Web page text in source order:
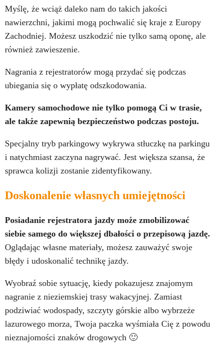
Myślę, że wciąż daleko nam do takich jakości
nawierzchni, jakimi mogą pochwalić się kraje z Europy
Zachodniej. Możesz uszkodzić nie tylko samą oponę, ale
również zawieszenie.
Nagrania z rejestratorów mogą przydać się podczas
ubiegania się o wypłatę odszkodowania.
Kamery samochodowe nie tylko pomogą Ci w trasie,
ale także zapewnią bezpieczeństwo podczas postoju.
Specjalny tryb parkingowy wykrywa stłuczkę na parkingu
i natychmiast zaczyna nagrywać. Jest większa szansa, że
sprawca kolizji zostanie zidentyfikowany.
Doskonalenie własnych umiejętności
Posiadanie rejestratora jazdy może zmobilizować
siebie samego do większej dbałości o przepisową jazdę.
Oglądając własne materiały, możesz zauważyć swoje
błędy i udoskonalić technikę jazdy.
Wyobraź sobie sytuację, kiedy pokazujesz znajomym
nagranie z nieziemskiej trasy wakacyjnej. Zamiast
podziwiać wodospady, szczyty górskie albo wybrzeże
lazurowego morza, Twoja paczka wyśmiała Cię z powodu
nieznajomości znaków drogowych 🙂